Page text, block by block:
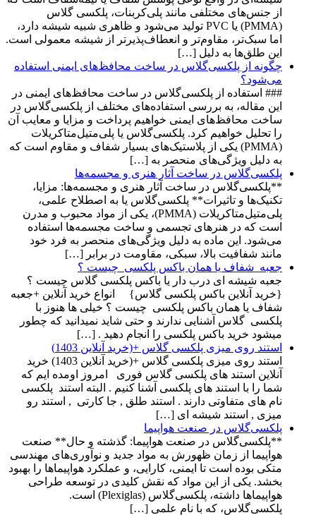
از جنس‌های مختلفی مانند پلی‌کربنات، پلکسی گلاس
(PMMA) یا PVC تولید می‌شود و ظاهری شبیه شیشه دارد،
اما سبک‌تر، مقاوم‌تر و انعطاف‌پذیرتر از شیشه معمولی است.
این طلق‌ها به دلیل […]
چگونه از پلکسی‌گلاس در ساخت محافظ‌های ایمنی استفاده
می‌شود؟
### استفاده از پلکسی‌گلاس در ساخت محافظ‌های ایمنی در
این مقاله، به بررسی استفاده‌های مختلف از پلکسی‌گلاس در
ساخت محافظ‌های ایمنی خواهیم پرداخت و مزایا و معایب آن
را تحلیل خواهیم کرد. پلکسی‌گلاس یا پلی‌متیل‌متاکریلات
(PMMA) یکی از پلاستیک‌های بسیار شفاف و مقاوم است که
به دلیل ویژگی‌های منحصر به […]
پلکسی‌گلاس در ساخت آثار هنری و مجسمه‌ها
**پلکسی‌گلاس در ساخت آثار هنری و مجسمه‌ها: مزایا،
تکنیک‌ها و تاثیرات** پلکسی‌گلاس یا به اصطلاح علمی،
پلی‌متیل‌متاکریلات (PMMA)، یکی از مواد محبوب و مدرن
است که در هنرهای تجسمی و ساخت مجسمه‌ها استفاده
می‌شود. این ماده به دلیل ویژگی‌های منحصر به فرد خود
مانند شفافیت بالا، سبکی، مقاومت در برابر […]
جعبه شفاف یا همان باکس پلکسی چیست ؟
جعبه شیشه ای درب دار یا باکس پلکسی گلاس چیست ؟
{خرید آنلاین باکس پلکسی گلاس} انواع خرید آنلاین +جعبه
شفاف یا همان باکس پلکسی چیست ؟ خیلی ها هنوز با
پلکسی گلاس آشنایی ندارند و حتی شاید نمیدانید که چطور
میشود خرید باکس پلکسی را انجام دهید . […]
استند روی میزی پلکسی گلاس +(خرید آنلاین 1403)
استند روی میزی پلکسی گلاس +(خرید آنلاین 1403) خرید
آنلاین استند های پلکسی گلاس فوری امروز اومده ایم که
شما را با استند های پلکسی آشنا کنیم . البته استند پلکسی
نام های متفاوتی دارند . استند طلق , جا کارتی , استند رو
میزی , استند شیشه ای […]
پلکسی‌گلاس در صنعت هواپیما
**پلکسی‌گلاس در صنعت هواپیما: گذشته و حال** صنعت
هواپیما از زمان ظهورش به مواد جدید و نوآوری‌های مهندسی
متکی بوده است تا ایمنی، کارایی، و عملکرد هواپیماها را بهبود
بخشد. یکی از این مواد که نقش کلیدی در توسعه طراحی
هواپیماها داشته، پلکسی‌گلاس (Plexiglas) است.
پلکسی‌گلاس، که با نام علمی […]